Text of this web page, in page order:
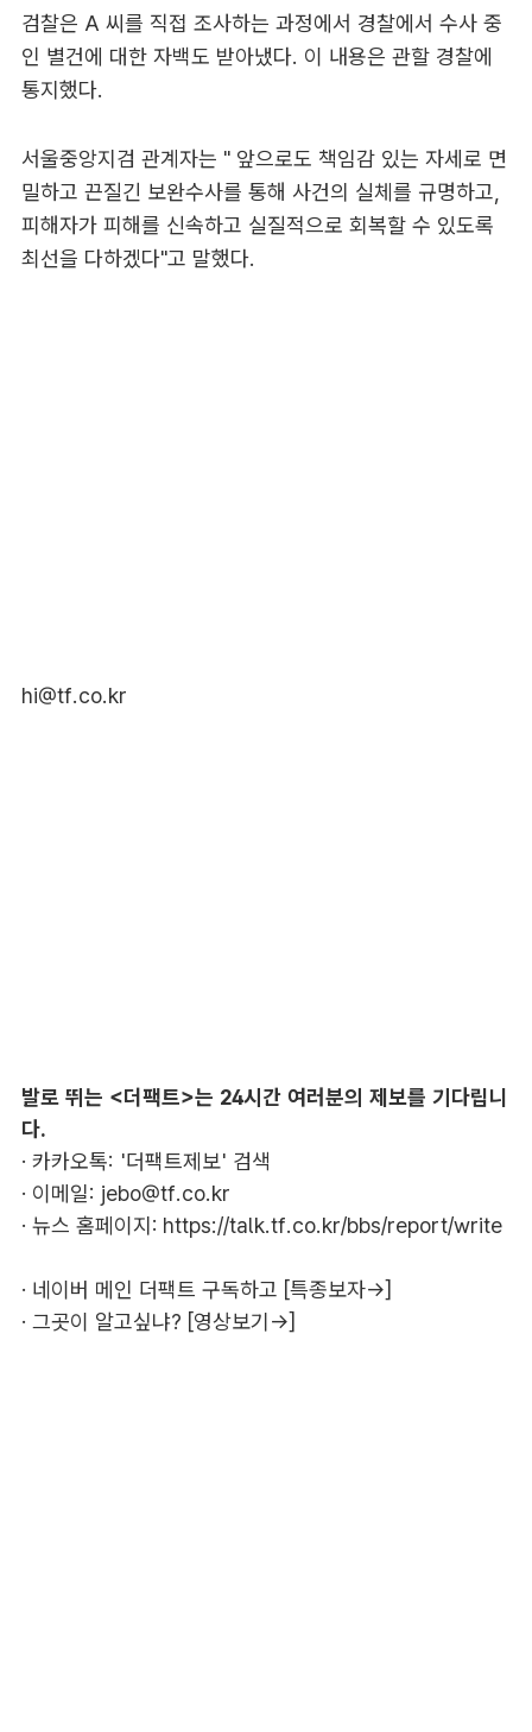
검찰은 A 씨를 직접 조사하는 과정에서 경찰에서 수사 중
인 별건에 대한 자백도 받아냈다. 이 내용은 관할 경찰에
통지했다.
서울중앙지검 관계자는 " 앞으로도 책임감 있는 자세로 면
밀하고 끈질긴 보완수사를 통해 사건의 실체를 규명하고,
피해자가 피해를 신속하고 실질적으로 회복할 수 있도록
최선을 다하겠다"고 말했다.
hi@tf.co.kr
발로 뛰는 <더팩트>는 24시간 여러분의 제보를 기다립니
다.
· 카카오톡: '더팩트제보' 검색
· 이메일: jebo@tf.co.kr
· 뉴스 홈페이지: https://talk.tf.co.kr/bbs/report/write
· 네이버 메인 더팩트 구독하고 [특종보자→]
· 그곳이 알고싶냐? [영상보기→]